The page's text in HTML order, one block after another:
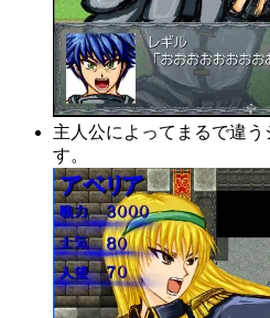
主人公によってまるで違
す。